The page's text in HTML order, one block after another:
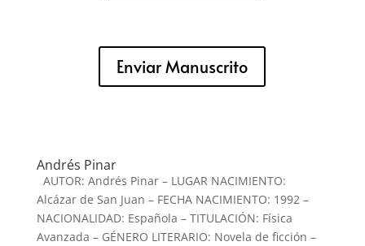
Enviar Manuscrito
Andrés Pinar
AUTOR: Andrés Pinar – LUGAR NACIMIENTO:
Alcázar de San Juan – FECHA NACIMIENTO: 1992 –
NACIONALIDAD: Española – TITULACIÓN: Física
Avanzada – GÉNERO LITERARIO: Novela de ficción –